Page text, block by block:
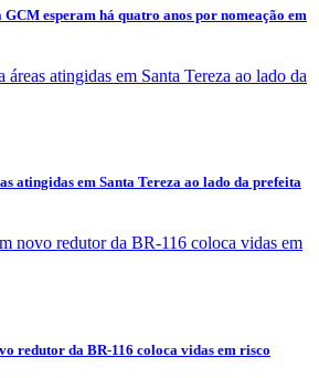
esperam há quatro anos por nomeação em
atingidas em Santa Tereza ao lado da prefeita
redutor da BR-116 coloca vidas em risco